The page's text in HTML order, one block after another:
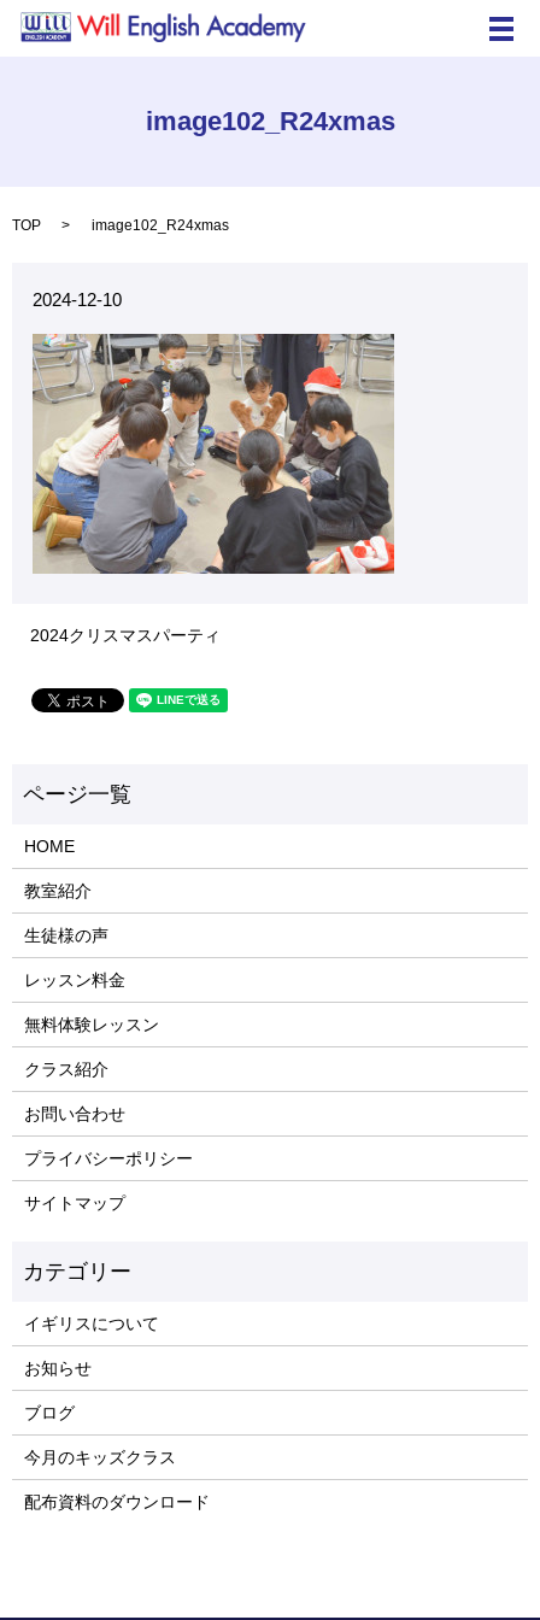
メ
image102_R24xmas
TOP image102_R24xmas
2024-12-10
2024クリスマスパーティ
HOME
教室紹介
生徒様の声
レッスン料金
無料体験レッスン
クラス紹介
お問い合わせ
プライバシーポリシー
サイトマップ
イギリスについて
お知らせ
ブログ
今月のキッズクラス
配布資料のダウンロード